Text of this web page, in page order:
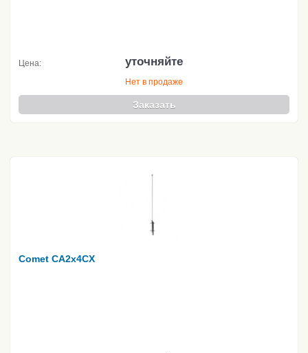
Цена: уточняйте
Нет в продаже
Заказать
Comet CA2x4CX